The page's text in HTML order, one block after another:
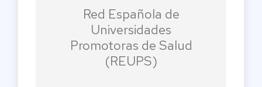
Red Española de
Universidades
Promotoras de Salud
(REUPS)